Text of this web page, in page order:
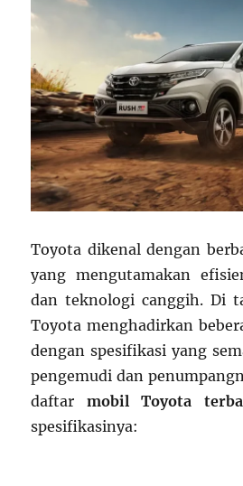
Toyota dikenal dengan
yang mengutamakan
dan teknologi canggih. Di
Toyota menghadirkan
dengan spesifikasi yang
pengemudi dan
daftar mobil Toyota
spesifikasinya: